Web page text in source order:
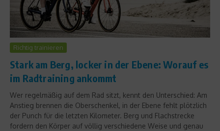
Richtig trainieren
Stark am Berg, locker in der Ebene: Worauf es
im Radtraining ankommt
Wer regelmäßig auf dem Rad sitzt, kennt den Unterschied: Am
Anstieg brennen die Oberschenkel, in der Ebene fehlt plötzlich
der Punch für die letzten Kilometer. Berg und Flachstrecke
fordern den Körper auf völlig verschiedene Weise und genau